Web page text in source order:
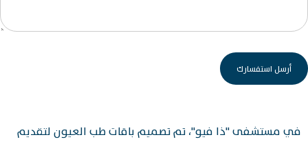
في مستشفى "ذا فيو"، تم تصميم باقات طب العيون لتقديم